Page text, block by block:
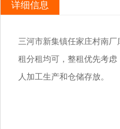
详细信息
三河市新集镇任家庄村南
租分租均可，整租优先考
人加工生产和仓储存放。